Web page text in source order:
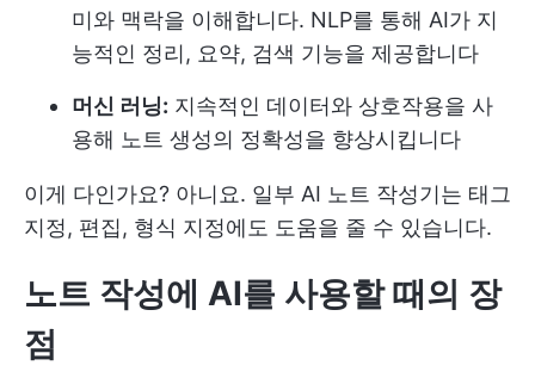
미와 맥락을 이해합니다. NLP를 통해 AI가 지
능적인 정리, 요약, 검색 기능을 제공합니다
머신 러닝: 지속적인 데이터와 상호작용을 사
용해 노트 생성의 정확성을 향상시킵니다
이게 다인가요? 아니요. 일부 AI 노트 작성기는 태그
지정, 편집, 형식 지정에도 도움을 줄 수 있습니다.
노트 작성에 AI를 사용할 때의 장
점